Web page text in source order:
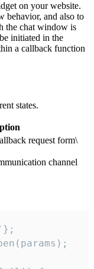
on your website.
behavior, and also to
the chat window is
initiated in the
a callback function
states.
request form\
channel